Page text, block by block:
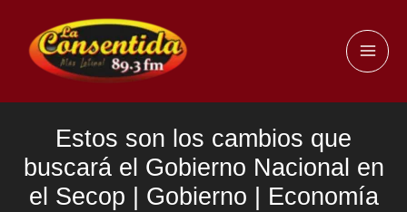
contenido
Estos son los cambios que
buscará el Gobierno Nacional en
el Secop | Gobierno | Economía